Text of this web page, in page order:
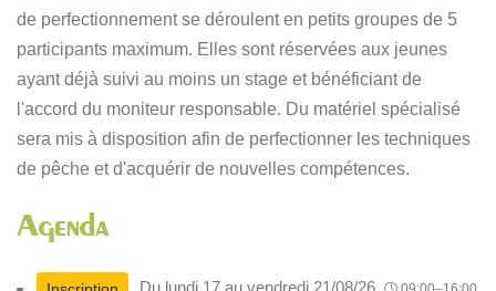
de perfectionnement se déroulent en petits groupes de 5
participants maximum. Elles sont réservées aux jeunes
ayant déjà suivi au moins un stage et bénéficiant de
l'accord du moniteur responsable. Du matériel spécialisé
sera mis à disposition afin de perfectionner les techniques
de pêche et d'acquérir de nouvelles compétences.
Agenda